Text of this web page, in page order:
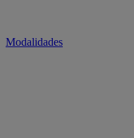
Modalidades